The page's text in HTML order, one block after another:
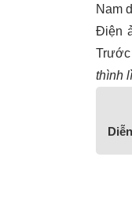
Nam
Điện
Trước
thình